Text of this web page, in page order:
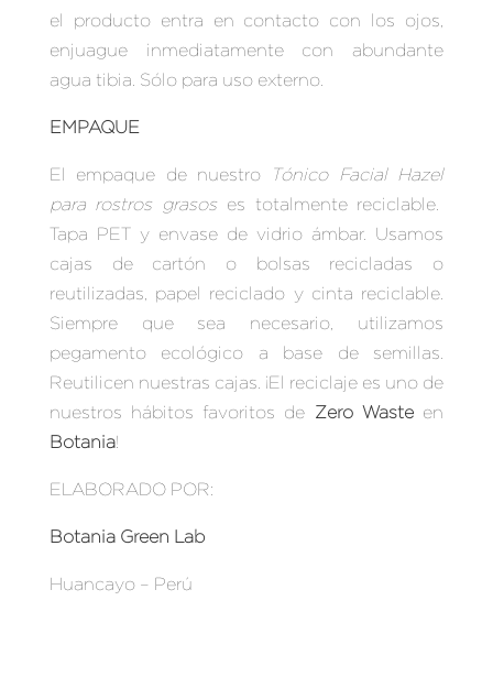
el producto entra en contacto con los ojos,
enjuague inmediatamente con abundante
agua tibia. Sólo para uso externo.
EMPAQUE
El empaque de nuestro
Tónico Facial Hazel
para rostros grasoses totalmente reciclable.
Tapa PET y envase de vidrio ámbar.
Usamos
cajas de cartón o bolsas recicladas o
reutilizadas, papel reciclado y cinta reciclable.
Siempre que sea necesario, utilizamos
pegamento ecológico a base de semillas.
Reutilicen nuestras cajas. ¡El reciclaje es uno de
nuestros hábitos favoritos de Zero Wasteen
Botania!
ELABORADO POR:
Botania Green Lab
Huancayo – Perú